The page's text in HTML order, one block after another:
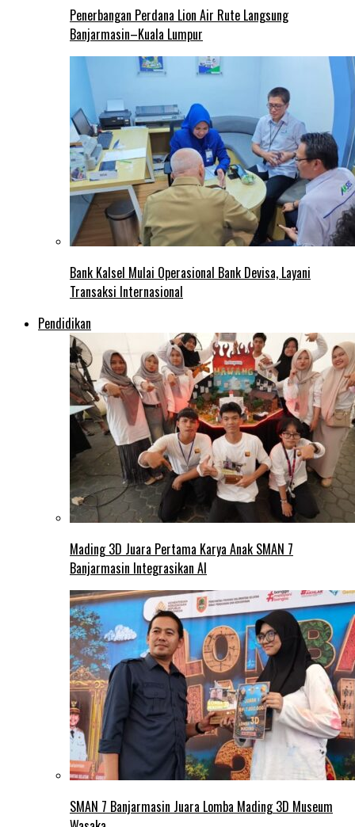
Penerbangan Perdana Lion Air Rute Langsung
Banjarmasin–Kuala Lumpur
Bank Kalsel Mulai Operasional Bank Devisa, Layani
Transaksi Internasional
Pendidikan
Mading 3D Juara Pertama Karya Anak SMAN 7
Banjarmasin Integrasikan AI
SMAN 7 Banjarmasin Juara Lomba Mading 3D Museum